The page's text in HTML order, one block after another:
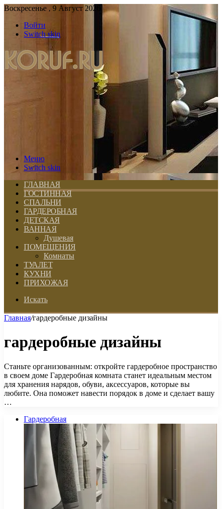
Воскресенье , 9 Август 2026
Войти
Switch skin
Меню
Switch skin
ГЛАВНАЯ
ГОСТИННАЯ
СПАЛЬНИ
ГАРДЕРОБНАЯ
ДЕТСКАЯ
ВАННАЯ
Душевая
ПОМЕЩЕНИЯ
Комнаты
ТУАЛЕТ
КУХНИ
ПРИХОЖАЯ
Искать
Главная/гардеробные дизайны
гардеробные дизайны
Станьте организованным: откройте гардеробное пространство
в своем доме Гардеробная комната станет идеальным местом
для хранения нарядов, обуви, аксессуаров, которые вы
любите. Она поможет навести порядок в доме и сделает вашу
…
Гардеробная